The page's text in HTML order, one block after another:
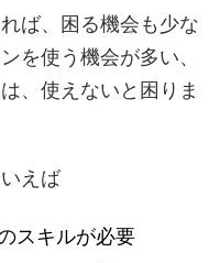
ば、困る機会も少な
を使う機会が多い、
、使えないと困りま
えば
スキルが必要